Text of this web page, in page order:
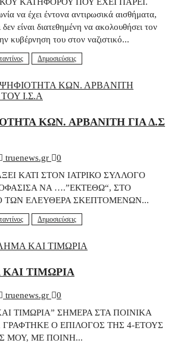
να έχει έντονα αντιρωσικά αισθήματα,
δεν είναι διατεθημένη να ακολουθήσει τον
κυβέρνηση του στον ναζιστικό...
Δημοσιεύσεις
ΚΩΝ. ΑΡΒΑΝΙΤΗ ΓΙΑ Δ.Σ
truenews.gr
0
ΚΑΤΙ ΣΤΟΝ ΙΑΤΡΙΚΟ ΣΥΛΛΟΓΟ
ΝΑ ….”ΕΚΤΕΘΩ“, ΣΤΟ
ΤΩΝ ΕΛΕΥΘΕΡΑ ΣΚΕΠΤΟΜΕΝΩΝ...
Δημοσιεύσεις
ΤΙΜΩΡΙΑ
truenews.gr
0
ΤΙΜΩΡΙΑ” ΣΗΜΕΡΑ ΣΤΑ ΠΟΙΝΙΚΑ
ΓΡΑΦΤΗΚΕ Ο ΕΠΙΛΟΓΟΣ ΤΗΣ 4-ΕΤΟΥΣ
ΜΟΥ, ΜΕ ΠΟΙΝΗ...